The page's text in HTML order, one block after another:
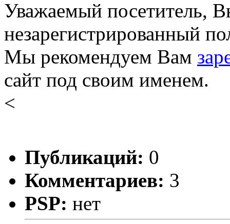
Уважаемый посетитель,
незарегистрированный
Мы рекомендуем Вам
сайт под своим именем.
<
Публикаций: 0
Комментариев: 3
PSP: нет